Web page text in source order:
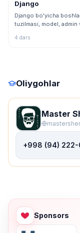
Django
Django bo'yicha
tuzilmasi, model,
4 dars
Oliygohlar
Master
+998 (94)
Sponsors